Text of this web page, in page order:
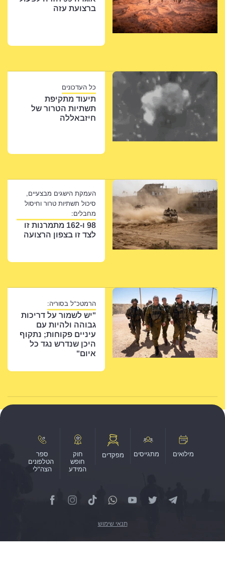
ברצועת עזה
כל העדכונים
תיעוד מתקיפת
תשתיות הטרור של
חיזבאללה
העמקת הישגים מבצעיים,
סיכול תשתיות טרור וחיסול
מחבלים:
98 ו-162 מתמרנות זו
לצד זו בצפון הרצועה
הרמטכ"ל בסוריה:
"יש לשמור על דריכות
גבוהה ולהיות עם
עיניים פקוחות; נתקוף
היכן שנדרש נגד כל
איום"
מפקדים
ספר